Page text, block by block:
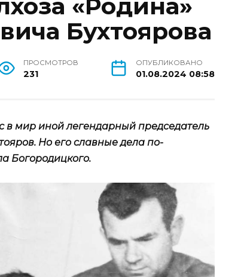
«Родина»
Бухтоярова
ПРОСМОТРОВ
231
ОПУБЛИКОВАНО
01.08.2024 08:58
в мир иной легендарный председатель
Но его славные дела по-
Богородицкого.